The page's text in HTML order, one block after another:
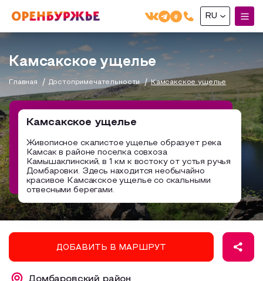
О РЕГИОНЕ
О регионе
Бузулук и Бузулукский район
Соль-Илецкий район
Саракташский район
МОЙ МАРШРУТ
Маршруты от туроператоров
Промышленный туризм
Пешеходный туризм
Сельский туризм
ГДЕ ПОЕСТЬ
ГДЕ ОСТАНОВИТЬСЯ
СУВЕНИРЫ
НАЦИОНАЛЬНЫЙ ТУРИСТСКИЙ МАРШРУТ
RU
Русский(RU)
Камсакское ущелье
Главная Достопримечательности Камсакское ущелье
Камсакское ущелье
Живописное скалистое ущелье образует река
Камсак в районе поселка совхоза
Камышаклинский, в 1 км к востоку от устья ручья
Домбаровки. Здесь находится необычайно
красивое Камсакское ущелье со скальными
отвесными берегами.
ДОБАВИТЬ В МАРШРУТ